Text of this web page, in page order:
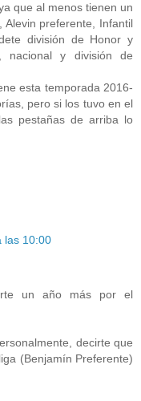
que al menos tienen un
Alevin preferente, Infantil
división de Honor y
nacional y división de
esta temporada 2016-
pero si los tuvo en el
pestañas de arriba lo
las 10:00
un año más por el
decirte que
(Benjamín Preferente)